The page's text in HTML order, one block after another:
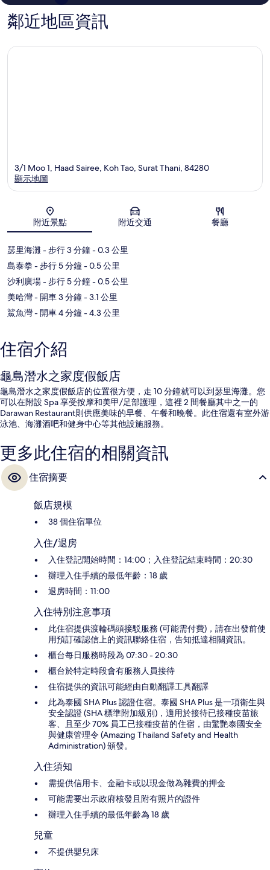
鄰近地區資訊
地圖
3/1 Moo 1, Haad Sairee, Koh Tao, Surat Thani, 84280
顯示地圖
附近景點 附近交通 餐廳
瑟里海灘- 步行 3 分鐘- 0.3 公里
島泰拳 - 步行 5 分鐘- 0.5 公里
沙利廣場- 步行 5 分鐘- 0.5 公里
美哈灣- 開車 3 分鐘- 3.1 公里
鯊魚灣- 開車 4 分鐘- 4.3 公里
住宿介紹
龜島潛水之家度假飯店
龜島潛水之家度假飯店的位置很方便，走 10 分鐘就可以到瑟里海灘。您
可以在附設 Spa 享受按摩和美甲/足部護理，這裡 2 間餐廳其中之一的
Darawan Restaurant則供應美味的早餐、午餐和晚餐。此住宿還有室外游
泳池、海灘酒吧和健身中心等其他設施服務。
更多此住宿的相關資訊
住宿摘要
飯店規模
38 個住宿單位
入住/退房
入住登記開始時間：14:00；入住登記結束時間：20:30
辦理入住手續的最低年齡：18 歲
退房時間：11:00
入住特別注意事項
此住宿提供渡輪碼頭接駁服務 (可能需付費)，請在出發前使
用預訂確認信上的資訊聯絡住宿，告知抵達相關資訊。
櫃台每日服務時段為 07:30 - 20:30
櫃台於特定時段會有服務人員接待
住宿提供的資訊可能經由自動翻譯工具翻譯
此為泰國 SHA Plus 認證住宿。泰國 SHA Plus 是一項衛生與
安全認證 (SHA 標準附加級別)，適用於接待已接種疫苗旅
客、且至少 70% 員工已接種疫苗的住宿，由驚艷泰國安全
與健康管理令 (Amazing Thailand Safety and Health
Administration) 頒發。
入住須知
需提供信用卡、金融卡或以現金做為雜費的押金
可能需要出示政府核發且附有照片的證件
辦理入住手續的最低年齡為 18 歲
兒童
不提供嬰兒床